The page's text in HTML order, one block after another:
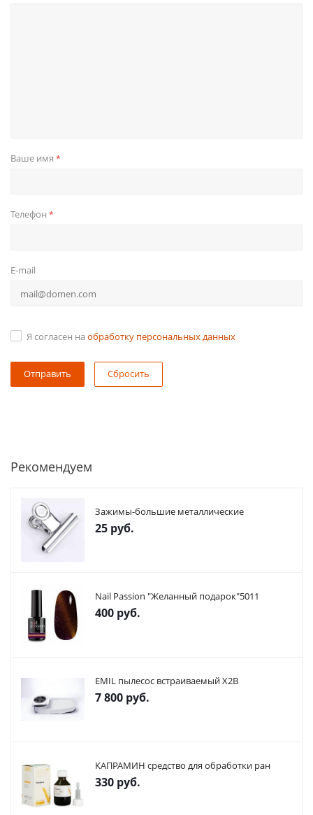
Ваше имя *
Телефон *
E-mail
Я согласен на обработку персональных данных
Сбросить
Рекомендуем
Зажимы-большие металлические
25 руб.
Nail Passion "Желанный подарок"5011
400 руб.
EMIL пылесос встраиваемый X2В
7 800 руб.
КАПРАМИН средство для обработки ран
330 руб.